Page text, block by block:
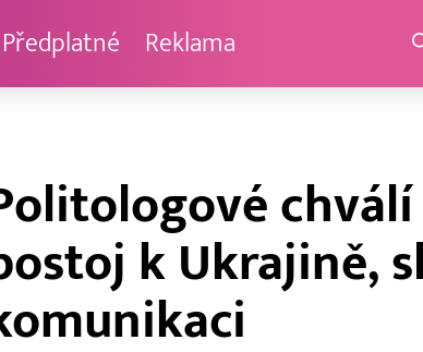
Předplatné Reklama
chválí
k Ukrajině,